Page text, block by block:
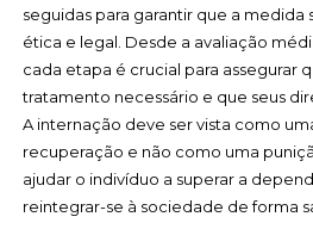
seguidas para garantir que a medida
ética e legal. Desde a avaliação
cada etapa é crucial para assegurar
tratamento necessário e que seus
A internação deve ser vista como
recuperação e não como uma
ajudar o indivíduo a superar a
reintegrar-se à sociedade de forma